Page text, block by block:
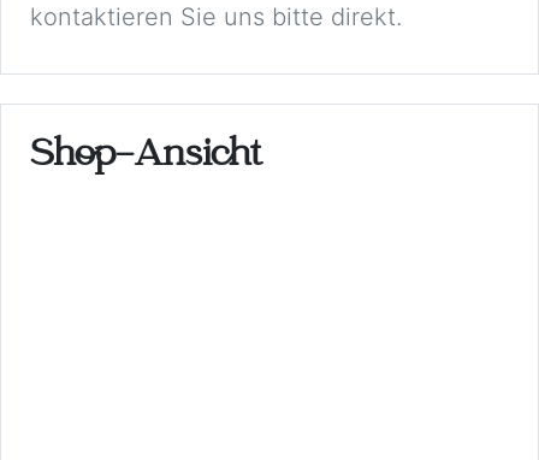
kontaktieren Sie uns bitte direkt.
Shop-Ansicht